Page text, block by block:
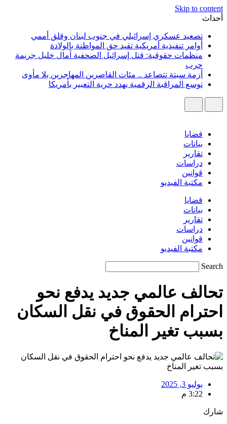
Skip to content
أحداث
تصعيد عسكري إسرائيلي في جنوب لبنان وقلق أممي
أوامر تنفيذية أمريكية تقيد حق المواطنة بالولادة
منظمات حقوقية: قتل إسرائيل الصحفية آمال خليل جريمة
حرب
أزمة سبتة تتصاعد .. مئات القاصرين المهاجرين بلا مأوى
توسع المراقبة الرقمية يهدد حرية التعبير بأمريكا
قضايا
بيانات
تقارير
دراسات
قوانين
مكتبة الفيديو
قضايا
بيانات
تقارير
دراسات
قوانين
مكتبة الفيديو
Search
تحالف عالمي جديد يدفع نحو
احترام الحقوق في نقل السكان
بسبب تغير المناخ
يوليو 3, 2025
3:22 م
شارك